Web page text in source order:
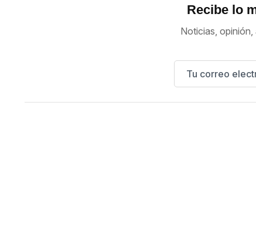
Recibe lo
Noticias, opinión,